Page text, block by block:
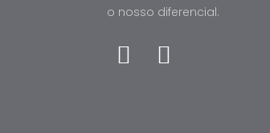
o nosso diferencial.